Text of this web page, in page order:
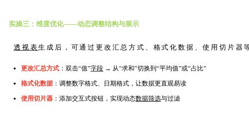
实操三：维度优化——动态调整结构与展示
透视表生成后，可通过更改汇总方式、格式化数据、使用切片器
更改汇总方式 ：双击“值”字段 → 从“求和”切换到“平均值”或“占比”
格式化数据 ：调整数字格式、日期格式，让数据更直观易读
使用切片器 ：添加交互式按钮，实现动态数据筛选与过滤